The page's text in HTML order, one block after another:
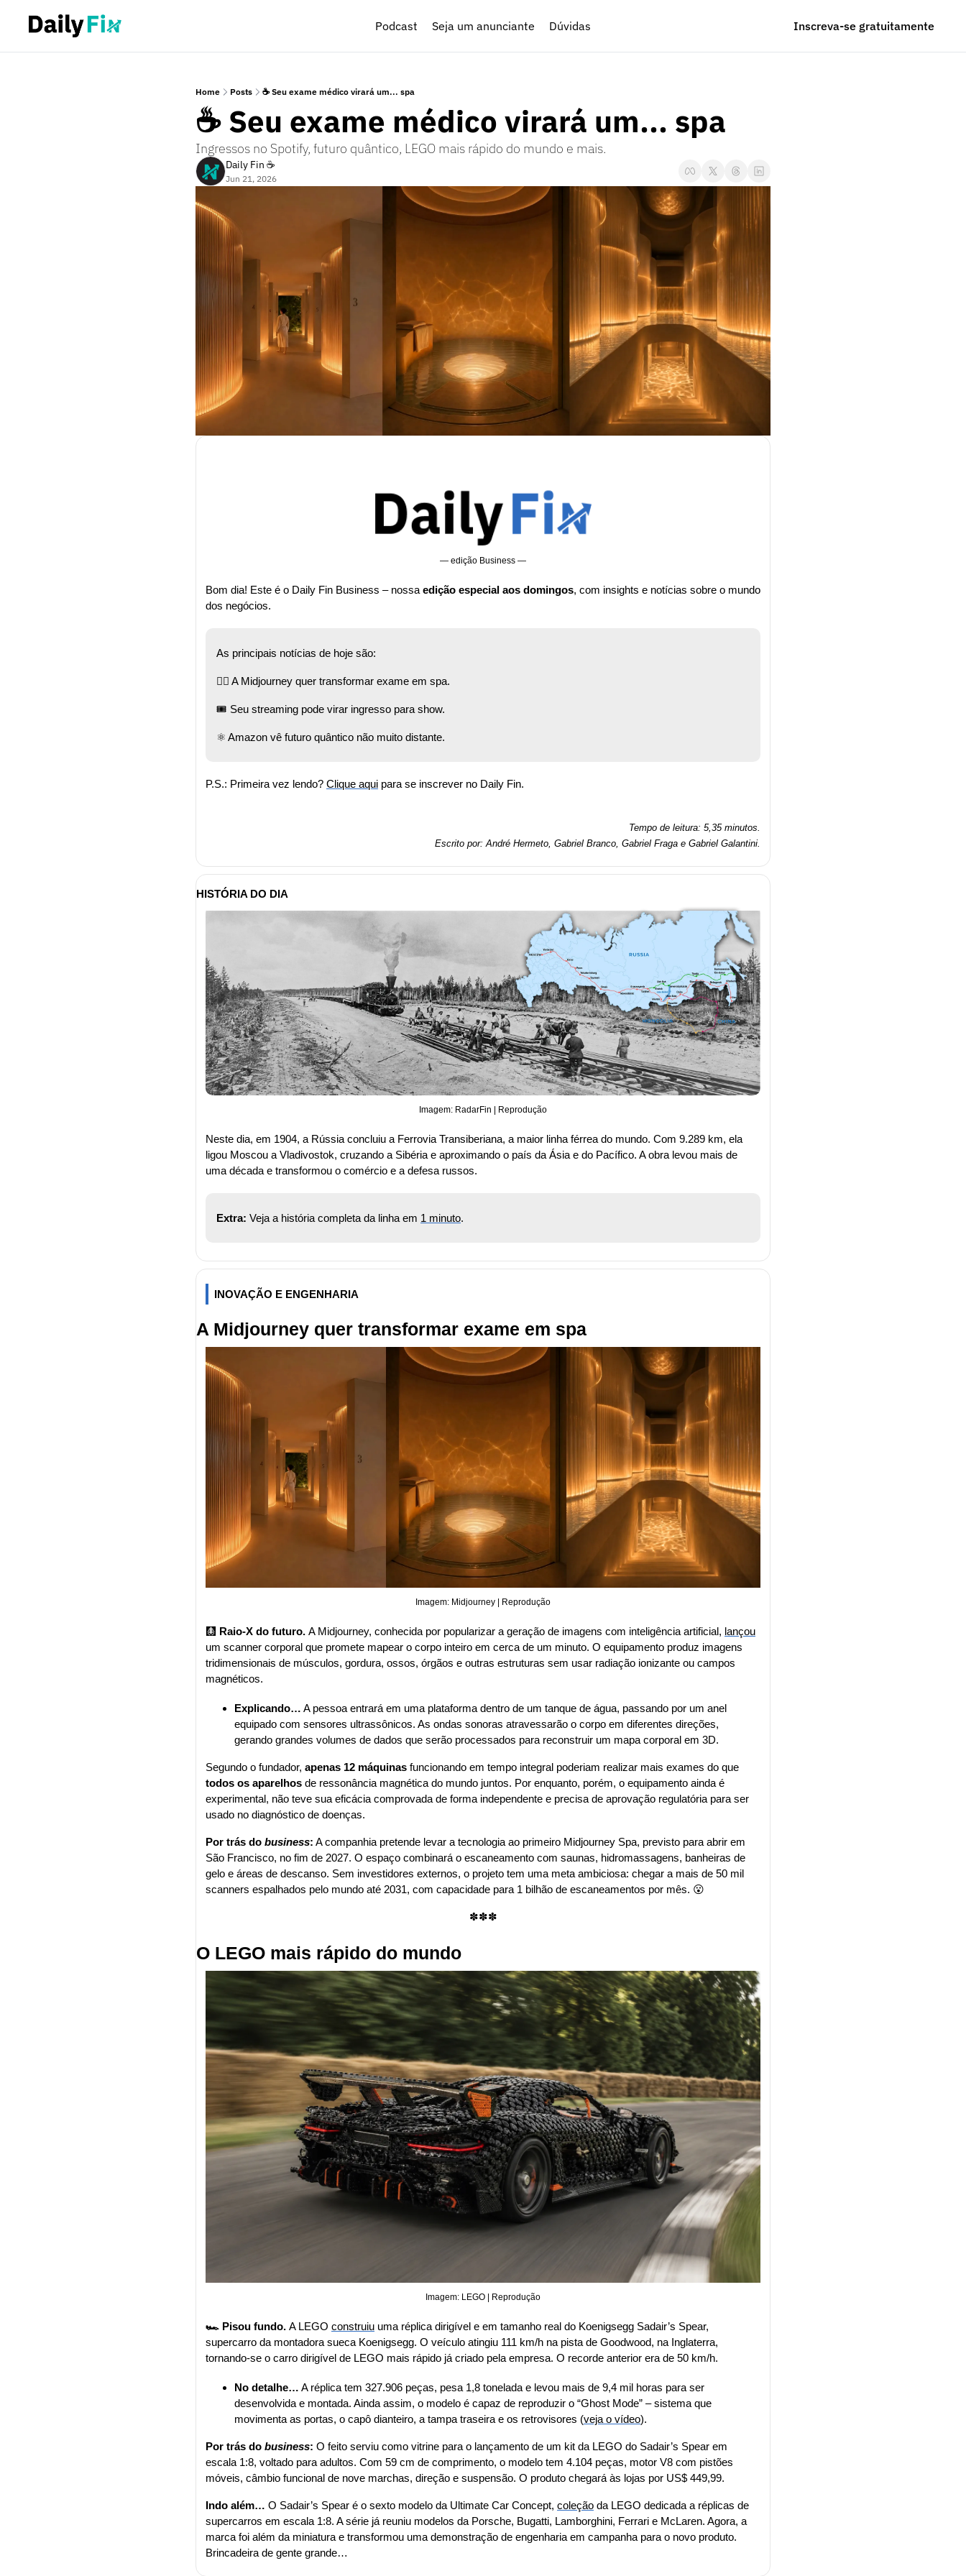
Podcast Seja um anunciante Dúvidas Inscreva-se gratuitamente
Home Posts ☕ Seu exame médico virará um... spa
☕ Seu exame médico virará um... spa
Ingressos no Spotify, futuro quântico, LEGO mais rápido do mundo e mais.
Daily Fin ☕
Jun 21, 2026
— edição Business —
Bom dia! Este é o Daily Fin Business – nossa edição especial aos domingos, com insights e notícias sobre o mundo
dos negócios.
As principais notícias de hoje são:
💆‍♀️ A Midjourney quer transformar exame em spa.
🎟️ Seu streaming pode virar ingresso para show.
⚛️ Amazon vê futuro quântico não muito distante.
P.S.: Primeira vez lendo? Clique aqui para se inscrever no Daily Fin.
Tempo de leitura: 5,35 minutos.
Escrito por: André Hermeto, Gabriel Branco, Gabriel Fraga e Gabriel Galantini
HISTÓRIA DO DIA
Imagem: RadarFin | Reprodução
Neste dia, em 1904, a Rússia concluiu a Ferrovia Transiberiana, a maior linha férrea do mundo. Com 9.289 km, ela
ligou Moscou a Vladivostok, cruzando a Sibéria e aproximando o país da Ásia e do Pacífico. A obra levou mais de
uma década e transformou o comércio e a defesa russos.
Extra: Veja a história completa da linha em 1 minuto.
INOVAÇÃO E ENGENHARIA
A Midjourney quer transformar exame em spa
Imagem: Midjourney | Reprodução
🩻 Raio-X do futuro. A Midjourney, conhecida por popularizar a geração de imagens com inteligência artificial, lançou
um scanner corporal que promete mapear o corpo inteiro em cerca de um minuto. O equipamento produz imagens
tridimensionais de músculos, gordura, ossos, órgãos e outras estruturas sem usar radiação ionizante ou campos
magnéticos.
Explicando… A pessoa entrará em uma plataforma dentro de um tanque de água, passando por um anel
equipado com sensores ultrassônicos. As ondas sonoras atravessarão o corpo em diferentes direções,
gerando grandes volumes de dados que serão processados para reconstruir um mapa corporal em 3D.
Segundo o fundador, apenas 12 máquinas
todos os aparelhos de ressonância magnética do mundo juntos. Por enquanto, porém, o equipamento ainda é
experimental, não teve sua eficácia comprovada de forma independente e precisa de aprovação regulatória para ser
usado no diagnóstico de doenças.
Por trás do business: A companhia pretende levar a tecnologia ao primeiro Midjourney Spa, previsto para abrir em
São Francisco, no fim de 2027. O espaço combinará o escaneamento com saunas, hidromassagens, banheiras de
gelo e áreas de descanso. Sem investidores externos, o projeto tem uma meta ambiciosa: chegar a mais de 50 mil
scanners espalhados pelo mundo até 2031, com capacidade para 1 bilhão de escaneamentos por mês. 😮
✽✽✽
O LEGO mais rápido do mundo
Imagem: LEGO | Reprodução
🏎️ Pisou fundo. A LEGO construiu uma réplica dirigível e em tamanho real do Koenigsegg Sadair’s Spear,
supercarro da montadora sueca Koenigsegg. O veículo atingiu 111 km/h na pista de Goodwood, na Inglaterra,
tornando-se o carro dirigível de LEGO mais rápido já criado pela empresa. O recorde anterior era de 50 km/h.
No detalhe… A réplica tem 327.906 peças, pesa 1,8 tonelada e levou mais de 9,4 mil horas para ser
desenvolvida e montada. Ainda assim, o modelo é capaz de reproduzir o “Ghost Mode” – sistema que
movimenta as portas, o capô dianteiro, a tampa traseira e os retrovisores (veja o vídeo).
Por trás do business: O feito serviu como vitrine para o lançamento de um kit da LEGO do Sadair’s Spear em
escala 1:8, voltado para adultos. Com 59 cm de comprimento, o modelo tem 4.104 peças, motor V8 com pistões
móveis, câmbio funcional de nove marchas, direção e suspensão. O produto chegará às lojas por US$ 449,99.
Indo além… O Sadair’s Spear é o sexto modelo da Ultimate Car Concept, coleção da LEGO dedicada a réplicas de
supercarros em escala 1:8. A série já reuniu modelos da Porsche, Bugatti, Lamborghini, Ferrari e McLaren. Agora, a
marca foi além da miniatura e transformou uma demonstração de engenharia em campanha para o novo produto.
Brincadeira de gente grande…